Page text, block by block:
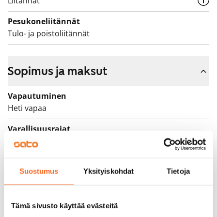
Suostumus Yksityiskohdat Tietoja
Tämä sivusto käyttää evästeitä
Pesukoneliitännät
Tulo- ja poistoliitännät
Sopimus ja maksut
Vapautuminen
Heti vapaa
Varallisuusrajat
Ei
Vuokra
1 069 €/kk
0 €, (yrityksille min. 1 kk vuokra)